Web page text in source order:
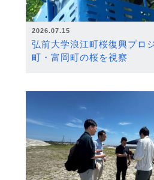
2026.07.15
弘前大学浪江町桜復興プロ
町・富岡町の桜を視察